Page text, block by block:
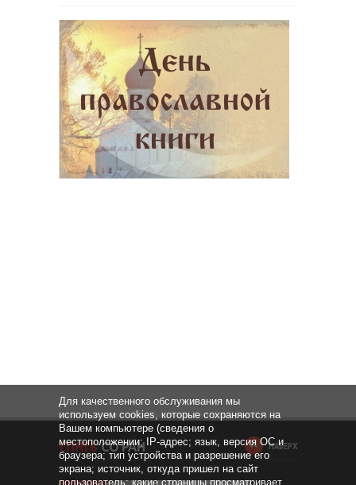
НАВЕРХ
Для качественного обслуживания мы
используем cookies, которые сохраняются на
Вашем компьютере (сведения о
местоположении; IP-адрес; язык, версия ОС и
браузера; тип устройства и разрешение его
экрана; источник, откуда пришел на сайт
пользователь; какие страницы просматривает